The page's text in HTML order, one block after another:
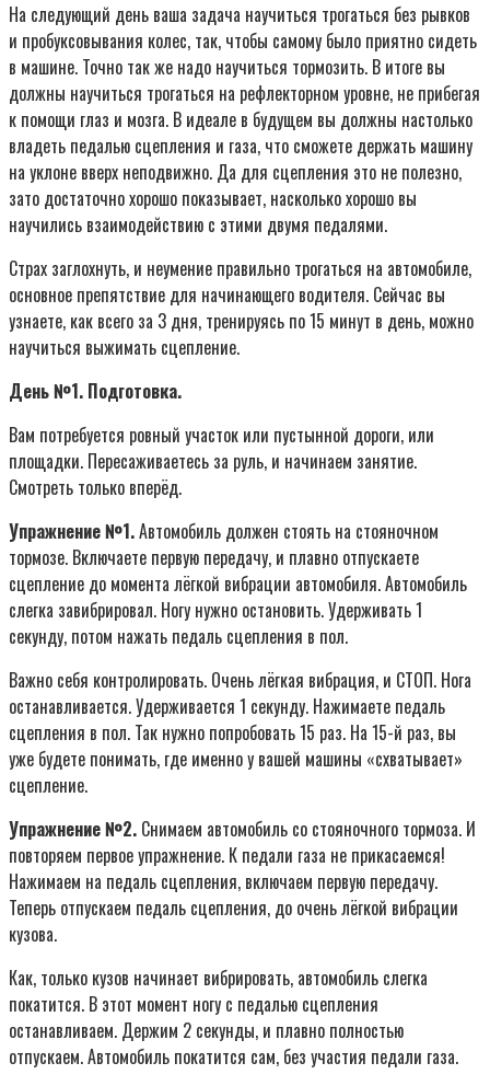
На следующий день ваша задача научиться трогаться без рывков
и пробуксовывания колес, так, чтобы самому было приятно сидеть
в машине. Точно так же надо научиться тормозить. В итоге вы
должны научиться трогаться на рефлекторном уровне, не прибегая
к помощи глаз и мозга. В идеале в будущем вы должны настолько
владеть педалью сцепления и газа, что сможете держать машину
на уклоне вверх неподвижно. Да для сцепления это не полезно,
зато достаточно хорошо показывает, насколько хорошо вы
научились взаимодействию с этими двумя педалями.
Страх заглохнуть, и неумение правильно трогаться на автомобиле,
основное препятствие для начинающего водителя. Сейчас вы
узнаете, как всего за 3 дня, тренируясь по 15 минут в день, можно
научиться выжимать сцепление.
День №1. Подготовка.
Вам потребуется ровный участок или пустынной дороги, или
площадки. Пересаживаетесь за руль, и начинаем занятие.
Смотреть только вперёд.
Упражнение №1.Автомобиль должен стоять на стояночном
тормозе. Включаете первую передачу, и плавно отпускаете
сцепление до момента лёгкой вибрации автомобиля. Автомобиль
слегка завибрировал. Ногу нужно остановить. Удерживать 1
секунду, потом нажать педаль сцепления в пол.
Важно себя контролировать. Очень лёгкая вибрация, и СТОП. Нога
останавливается. Удерживается 1 секунду. Нажимаете педаль
сцепления в пол. Так нужно попробовать 15 раз. На 15-й раз, вы
уже будете понимать, где именно у вашей машины «схватывает»
сцепление.
Упражнение №2. Снимаем автомобиль со стояночного тормоза. И
повторяем первое упражнение. К педали газа не прикасаемся!
Нажимаем на педаль сцепления, включаем первую передачу.
Теперь отпускаем педаль сцепления, до очень лёгкой вибрации
кузова.
Как, только кузов начинает вибрировать, автомобиль слегка
покатится. В этот момент ногу с педалью сцепления
останавливаем. Держим 2 секунды, и плавно полностью
отпускаем. Автомобиль покатится сам, без участия педали газа.